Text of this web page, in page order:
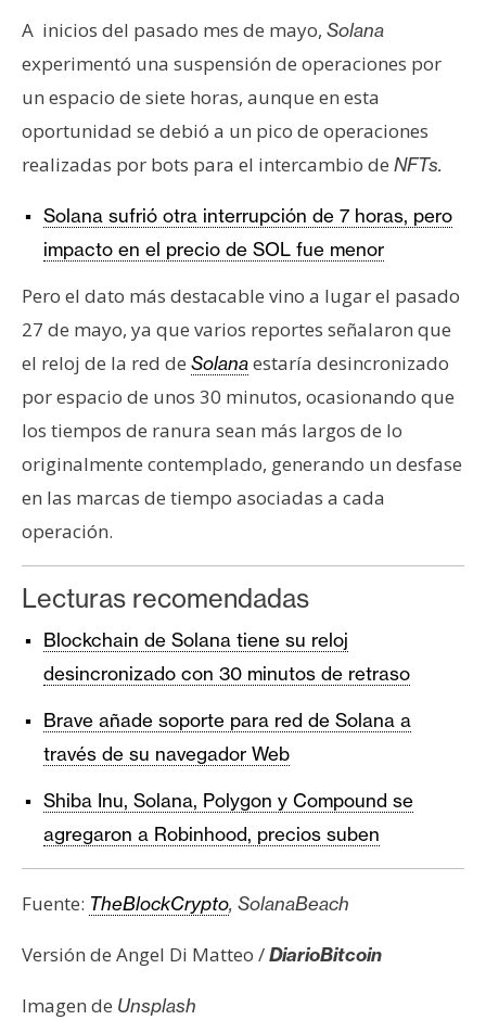
A inicios del pasado mes de mayo, Solana
experimentó una suspensión de operaciones por
un espacio de siete horas, aunque en esta
oportunidad se debió a un pico de operaciones
realizadas por bots para el intercambio de NFTs.
Solana sufrió otra interrupción de 7 horas, pero
impacto en el precio de SOL fue menor
Pero el dato más destacable vino a lugar el pasado
27 de mayo, ya que varios reportes señalaron que
el reloj de la red de Solanaestaría desincronizado
por espacio de unos 30 minutos, ocasionando que
los tiempos de ranura sean más largos de lo
originalmente contemplado, generando un desfase
en las marcas de tiempo asociadas a cada
operación.
Lecturas recomendadas
Blockchain de Solana tiene su reloj
desincronizado con 30 minutos de retraso
Brave añade soporte para red de Solana a
través de su navegador Web
Shiba Inu, Solana, Polygon y Compound se
agregaron a Robinhood, precios suben
Fuente: TheBlockCrypto, SolanaBeach
Versión de Angel Di Matteo /DiarioBitcoin
Imagen de Unsplash